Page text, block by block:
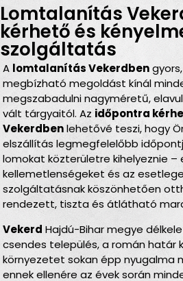
Lomtalanítás
kérhető és
szolgáltatás
A lomtalanítás Vekerdben
megbízható megoldást kínál
megszabadulni nagyméretű,
vált tárgyaitól. Az időpontra
Vekerdbenlehetővé teszi, hogy
elszállítás legmegfelelőbb
lomokat közterületre kihelyeznie –
kellemetlenségeket és az
szolgáltatásnak köszönhetően
rendezett, tiszta és átlátható
Vekerd Hajdú-Bihar megye
csendes település, a román határ
környezetet sokan épp nyugalma
ennek ellenére az évek során